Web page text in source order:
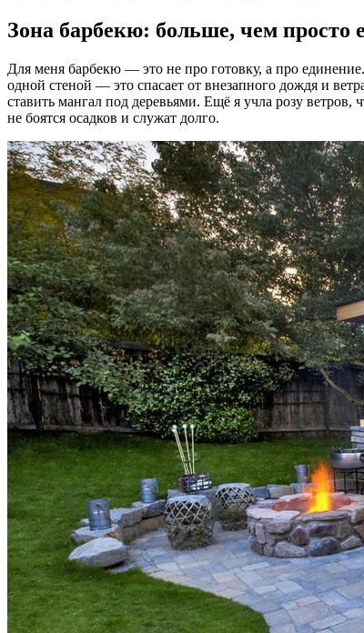
Зона барбекю: больше, чем просто
Для меня барбекю — это не про готовку, а про
одной стеной — это спасает от внезапного дождя и
ставить мангал под деревьями. Ещё я учла розу
не боятся осадков и служат долго.